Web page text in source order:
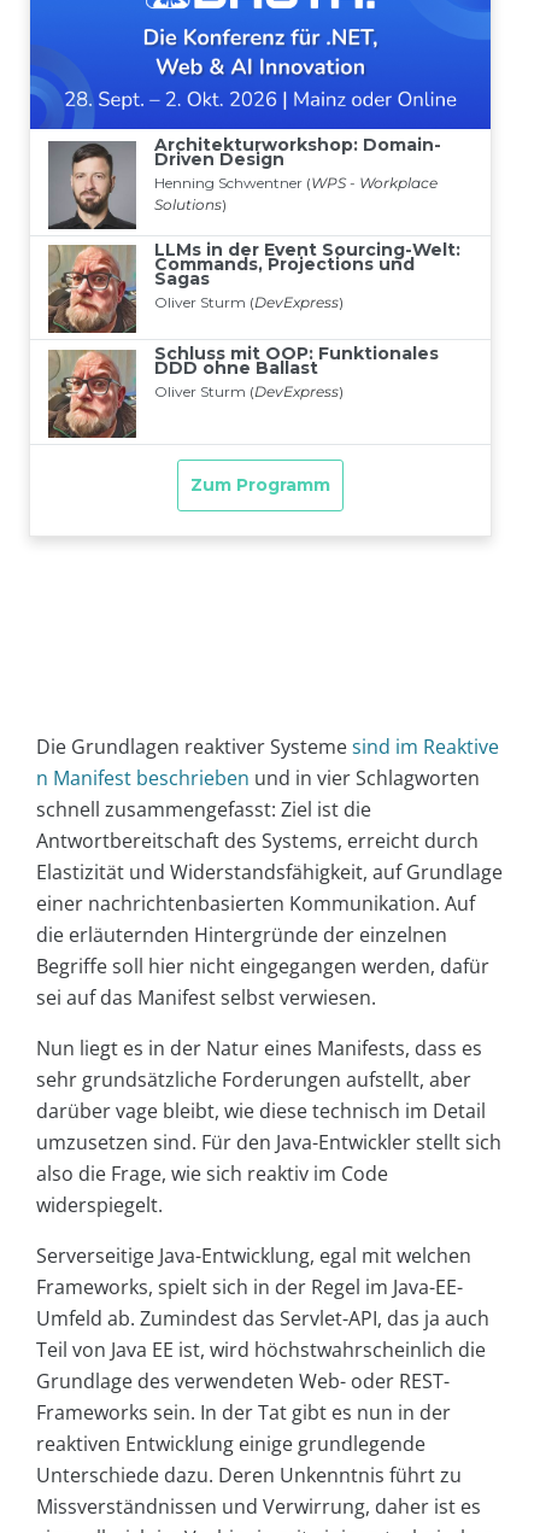
Die Grundlagen reaktiver Systemesind im Reaktive
n Manifest beschrieben und in vier Schlagworten
schnell zusammengefasst: Ziel ist die
Antwortbereitschaft des Systems, erreicht durch
Elastizität und Widerstandsfähigkeit, auf Grundlage
einer nachrichtenbasierten Kommunikation. Auf
die erläuternden Hintergründe der einzelnen
Begriffe soll hier nicht eingegangen werden, dafür
sei auf das Manifest selbst verwiesen.
Nun liegt es in der Natur eines Manifests, dass es
sehr grundsätzliche Forderungen aufstellt, aber
darüber vage bleibt, wie diese technisch im Detail
umzusetzen sind. Für den Java-Entwickler stellt sich
also die Frage, wie sich reaktiv im Code
widerspiegelt.
Serverseitige Java-Entwicklung, egal mit welchen
Frameworks, spielt sich in der Regel im Java-EE-
Umfeld ab. Zumindest das Servlet-API, das ja auch
Teil von Java EE ist, wird höchstwahrscheinlich die
Grundlage des verwendeten Web- oder REST-
Frameworks sein. In der Tat gibt es nun in der
reaktiven Entwicklung einige grundlegende
Unterschiede dazu. Deren Unkenntnis führt zu
Missverständnissen und Verwirrung, daher ist es